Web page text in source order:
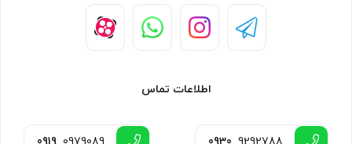
اطلاعات تماس